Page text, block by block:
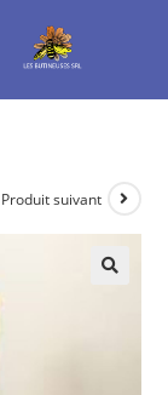
Produit suivant